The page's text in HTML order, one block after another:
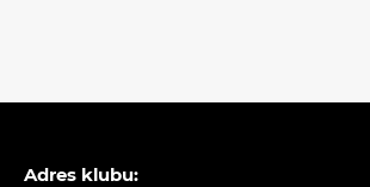
Adres klubu: